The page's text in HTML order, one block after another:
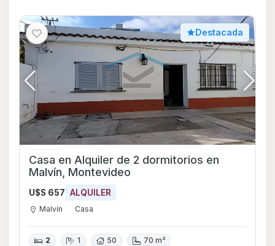
Destacada
Casa en Alquiler de 2 dormitorios en
Malvín, Montevideo
U$S 657 ALQUILER
Malvín Casa
2 1 50 70 m²